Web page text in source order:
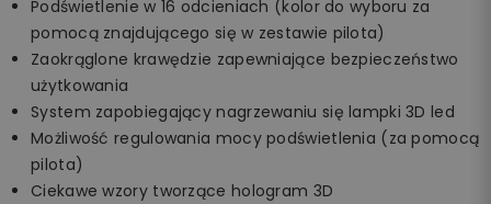
Podświetlenie w 16 odcieniach (kolor do wyboru za
pomocą znajdującego się w zestawie pilota)
Zaokrąglone krawędzie zapewniające bezpieczeństwo
użytkowania
System zapobiegający nagrzewaniu się lampki 3D led
Możliwość regulowania mocy podświetlenia (za pomocą
pilota)
Ciekawe wzory tworzące hologram 3D